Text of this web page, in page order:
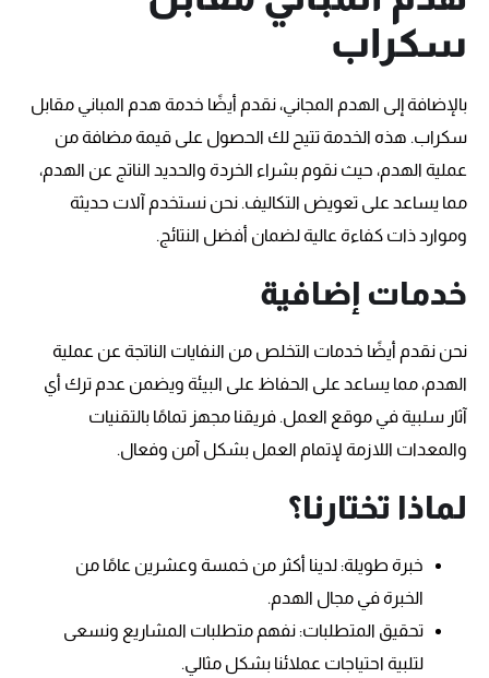
سكراب
بالإضافة إلى الهدم المجاني، نقدم أيضًا خدمة هدم المباني مقابل
سكراب. هذه الخدمة تتيح لك الحصول على قيمة مضافة من
عملية الهدم، حيث نقوم بشراء الخردة والحديد الناتج عن الهدم،
مما يساعد على تعويض التكاليف. نحن نستخدم آلات حديثة
وموارد ذات كفاءة عالية لضمان أفضل النتائج.
خدمات إضافية
نحن نقدم أيضًا خدمات التخلص من النفايات الناتجة عن عملية
الهدم، مما يساعد على الحفاظ على البيئة ويضمن عدم ترك أي
آثار سلبية في موقع العمل. فريقنا مجهز تمامًا بالتقنيات
والمعدات اللازمة لإتمام العمل بشكل آمن وفعال.
لماذا تختارنا؟
خبرة طويلة: لدينا أكثر من خمسة وعشرين عامًا من
الخبرة في مجال الهدم.
تحقيق المتطلبات: نفهم متطلبات المشاريع ونسعى
لتلبية احتياجات عملائنا بشكل مثالي.